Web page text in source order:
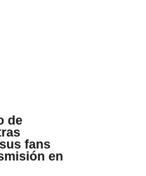
de
fans
en